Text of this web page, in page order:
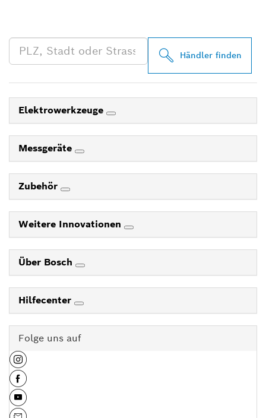
Händler finden
Elektrowerkzeuge
Messgeräte
Zubehör
Weitere Innovationen
Über Bosch
Hilfecenter
Folge uns auf